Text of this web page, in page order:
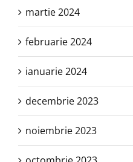
martie 2024
februarie 2024
ianuarie 2024
decembrie 2023
noiembrie 2023